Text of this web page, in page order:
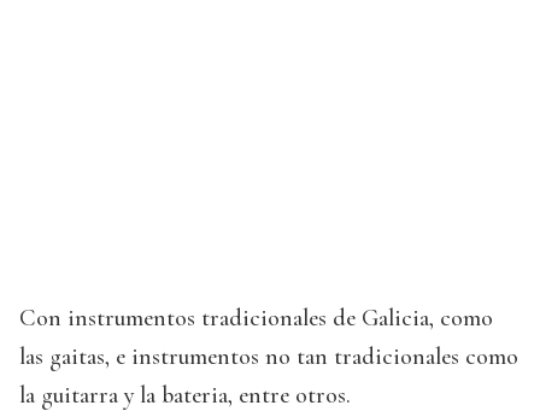
Con instrumentos tradicionales de Galicia, como
las gaitas, e instrumentos no tan tradicionales como
la guitarra y la bateria, entre otros.